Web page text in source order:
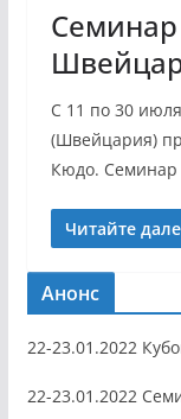
Семинар
C 11 по 30
(Швейцария)
Кюдо. Семинар
Читайте
Анонс
22-23.01.2022
22-23.01.2022